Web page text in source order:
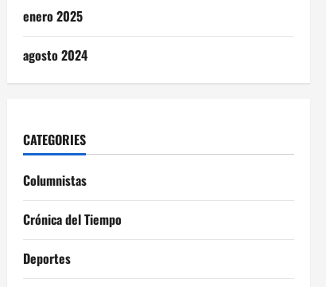
enero 2025
agosto 2024
CATEGORIES
Columnistas
Crónica del Tiempo
Deportes